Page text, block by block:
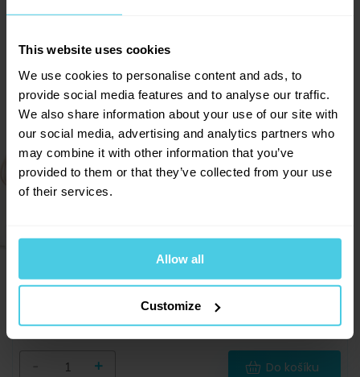
This website uses cookies
We use cookies to personalise content and ads, to
provide social media features and to analyse our traffic.
We also share information about your use of our site with
our social media, advertising and analytics partners who
may combine it with other information that you’ve
provided to them or that they’ve collected from your use
of their services.
Allow all
Customize
Servisní sada G.A.T. pro hliníkové moka
konvice - 2 těsnění + sítko + trychtýř, na 2
šálky
59 Kč Skladem > 5 ks
+ Do košíku
Sleva 10 % na kávu
Aromaniac? Stačí vyplnit vaši e-mailovou adresu
a obratem vám zašleme slevový kupon... Navíc
vás budeme informovat o všech slevách a
novinkách na našem e-shopu!